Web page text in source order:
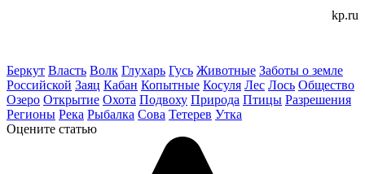
kp.ru
Беркут Власть Волк Глухарь Гусь Животные Заботы о земле
Российской Заяц Кабан Копытные Косуля Лес Лось Общество
Озеро Открытие Охота Подвоху Природа Птицы Разрешения
Регионы Река Рыбалка Сова Тетерев Утка
Оцените статью